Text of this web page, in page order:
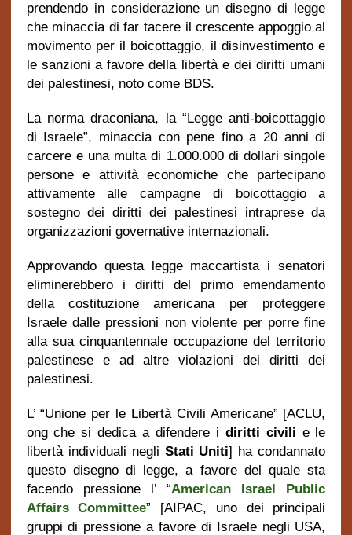
prendendo in considerazione un disegno di legge
che minaccia di far tacere il crescente appoggio al
movimento per il boicottaggio, il disinvestimento e
le sanzioni a favore della libertà e dei diritti umani
dei palestinesi, noto come BDS.
La norma draconiana, la “Legge anti-boicottaggio
di Israele”, minaccia con pene fino a 20 anni di
carcere e una multa di 1.000.000 di dollari singole
persone e attività economiche che partecipano
attivamente alle campagne di boicottaggio a
sostegno dei diritti dei palestinesi intraprese da
organizzazioni governative internazionali.
Approvando questa legge maccartista i senatori
eliminerebbero i diritti del primo emendamento
della costituzione americana per proteggere
Israele dalle pressioni non violente per porre fine
alla sua cinquantennale occupazione del territorio
palestinese e ad altre violazioni dei diritti dei
palestinesi.
L’ “Unione per le Libertà Civili Americane” [ACLU,
ong che si dedicaa difendere i diritti civili e le
libertà individuali negli Stati Uniti] ha condannato
questo disegno di legge, a favore del quale sta
facendo pressione l’ “American Israel Public
Affairs Committee” [AIPAC, uno dei principali
gruppi di pressione a favore di Israele negli USA,